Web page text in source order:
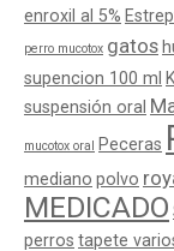
enroxil al 5%
perro mucotox gatos
supencion 100 ml
suspensión oral
mucotox oral Peceras
mediano polvo
MEDICADO
perros tapete